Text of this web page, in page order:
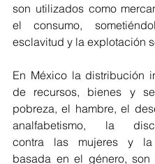
son utilizados como
el consumo,
esclavitud y la explotación
En México la distribución
de recursos, bienes y
pobreza, el hambre, el
analfabetismo, la
contra las mujeres y la
basada en el género, son